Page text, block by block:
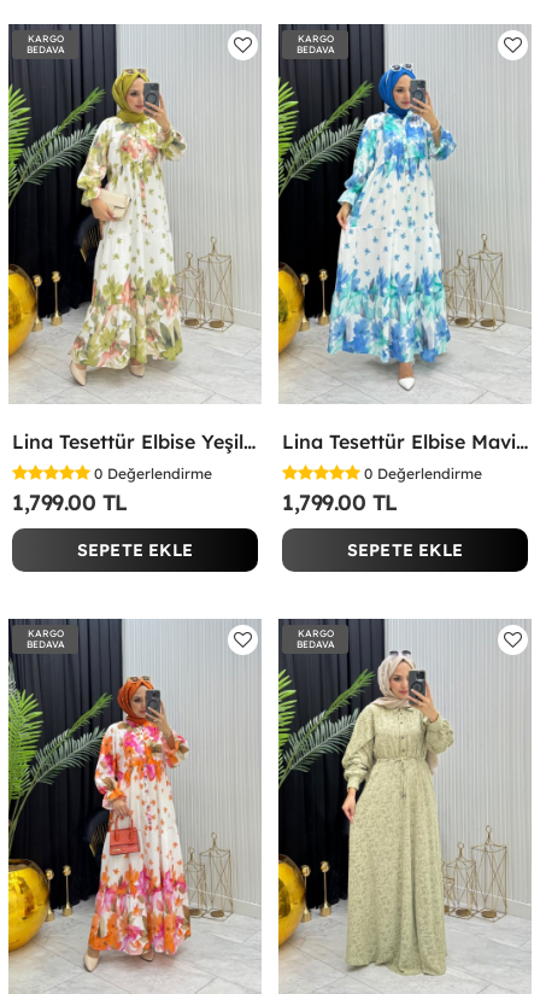
KARGO
BEDAVA
Lina Tesettür Elbise Yeşil Yeşil
0 Değerlendirme
1,799.00 TL
SEPETE EKLE
KARGO
BEDAVA
Lina Tesettür Elbise Mavi Mavi
0 Değerlendirme
1,799.00 TL
SEPETE EKLE
KARGO
BEDAVA
KARGO
BEDAVA